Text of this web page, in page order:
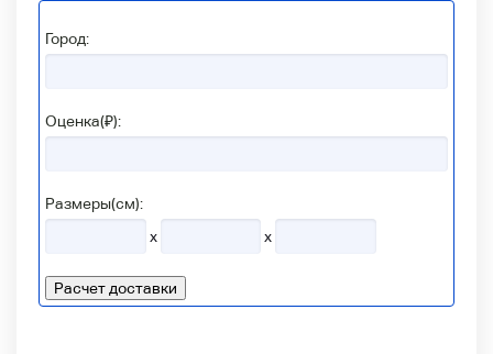
Город:
Оценка(₽):
Размеры(см):
x
x
Расчет доставки